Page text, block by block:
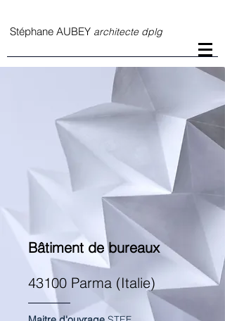
Stéphane AUBEY architecte dplg
Bâtiment de bureaux
43100 Parma (Italie)